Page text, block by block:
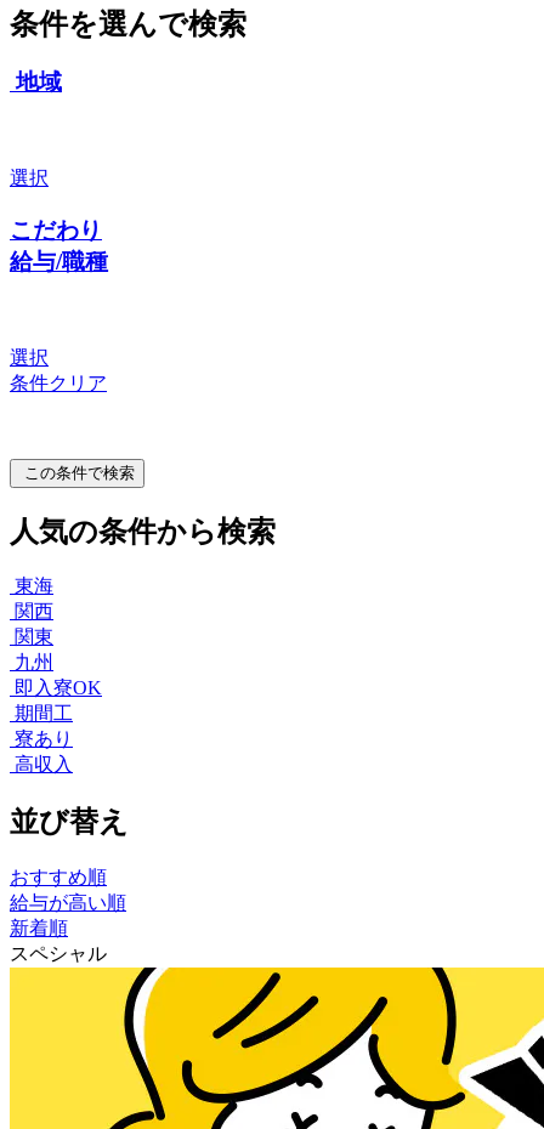
条件を選んで検索
地域
選択
こだわり
給与/職種
選択
条件クリア
この条件で検索
人気の条件から検索
東海
関西
関東
九州
即入寮OK
期間工
寮あり
高収入
並び替え
おすすめ順
給与が高い順
新着順
スペシャル